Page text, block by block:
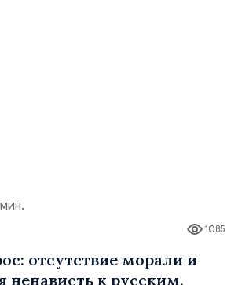
1085
отсутствие морали и
ненависть к русским,